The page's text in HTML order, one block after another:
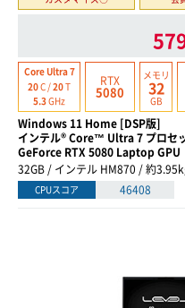
Core Ultra 7
20C /20T
5.3GHz
RTX
5080
メモリ
32
GB
Windows 11 Home [DSP版]
インテル® Core™ Ultra 7 プロセ
GeForce RTX 5080 Laptop GPU
32GB / インテル HM870 / 約
CPUスコア 46408